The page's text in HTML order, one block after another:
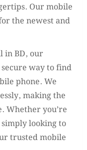
Our mobile
the newest and
in BD, our
way to find
phone. We
making the
Whether you’re
looking to
trusted mobile